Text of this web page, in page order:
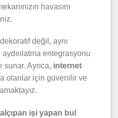
havasını
değil, aynı
aydınlatma entegrasyonu
Ayrıca, internet
olanlar için güvenilir ve
işi yapan bul